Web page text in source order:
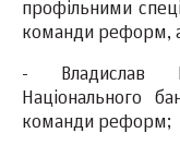
профільними
команди реформ,
- Владислав
Національного
команди реформ;